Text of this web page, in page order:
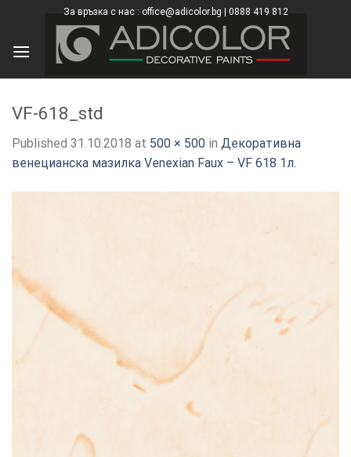
content
За връзка с нас : office@adicolor.bg | 0888 419 812
VF-618_std
Published 31.10.2018 at 500 × 500 in Декоративна
венецианска мазилка Venexian Faux – VF 618 1л.
×